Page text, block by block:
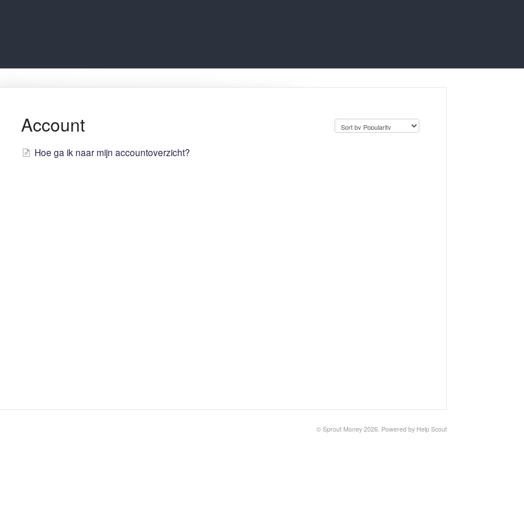
Account
Hoe ga ik naar mijn accountoverzicht?
© Sprout Money 2026. Powered by Help Scout